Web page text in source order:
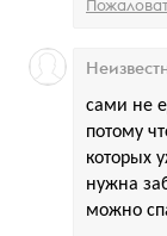
сами не
потому
которых
нужна
можно